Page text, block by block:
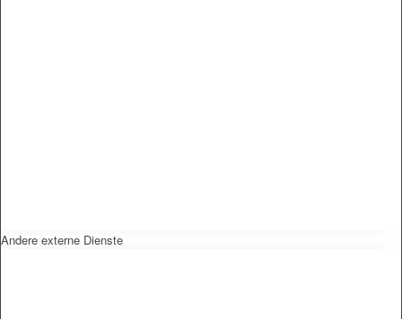
Andere externe Dienste